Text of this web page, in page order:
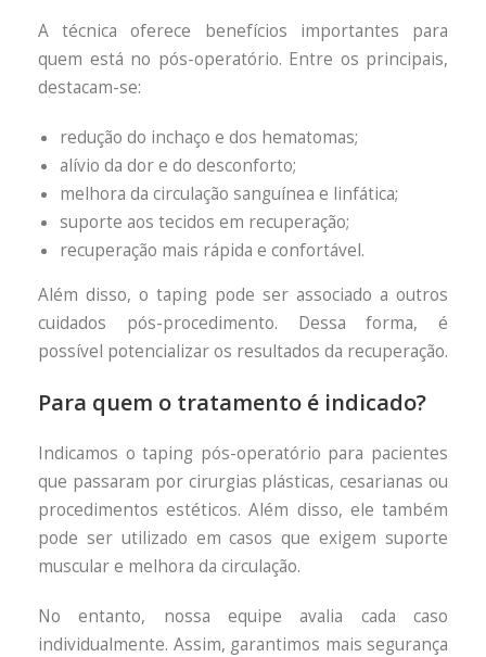
A técnica oferece benefícios importantes para
quem está no pós-operatório. Entre os principais,
destacam-se:
redução do inchaço e dos hematomas;
alívio da dor e do desconforto;
melhora da circulação sanguínea e linfática;
suporte aos tecidos em recuperação;
recuperação mais rápida e confortável.
Além disso, o taping pode ser associado a outros
cuidados pós-procedimento. Dessa forma, é
possível potencializar os resultados da recuperação.
Para quem o tratamento é indicado?
Indicamos o taping pós-operatório para pacientes
que passaram por cirurgias plásticas, cesarianas ou
procedimentos estéticos. Além disso, ele também
pode ser utilizado em casos que exigem suporte
muscular e melhora da circulação.
No entanto, nossa equipe avalia cada caso
individualmente. Assim, garantimos mais segurança